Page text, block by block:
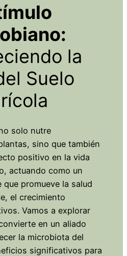
la
Suelo
solo nutre
sino que también
positivo en la vida
actuando como un
promueve la salud
el crecimiento
Vamos a explorar
en un aliado
la microbiota del
significativos para